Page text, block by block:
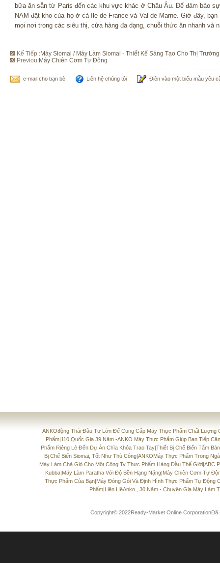
bữa ăn sẵn từ Paris đến các khu vực khác ở Châu Âu. Để đảm bảo
NAM đặt kho của họ ở cả Ile de France và Val de Marne. Giờ đây,
mọi nơi trong các siêu thị, cửa hàng đa dạng, chuỗi thức ăn nhanh và
Kế Tiếp :Máy Siomai / Máy Làm Siomai - Thiết Kế Sáng Tạo Cho Thị
Previou:Máy Chiên Cơm Tự Động
e-mail cho bạn bè Liên hệ chúng tôi Điền vào một biểu mẫu yêu
ANKOđộng Thái Đầu Tư Lớn Để Cung Cấp Máy Thực Phẩm Chất Lượng
Phẩm|110 Quốc Gia 39 Năm -ANKO Máy Thực Phẩm Giúp Bạn Tiếp
Phẩm Riêng Lẻ Đến Dự Án Chìa Khóa Trao Tay|Thiết Bị Chế Biến Tấm
Bị Chế Biến Siomai, Tốt Như Thủ Công|ANKOMáy Thực Phẩm Trong
Máy Làm Chả Giò Cho Một Công Ty Thực Phẩm Hàng Đầu Thế Giới|ABC
Kubba|Máy Làm Paratha Với Độ Bền Hạng Nặng|Máy Chiên Cơm Tự
Thực Phẩm Của Bạn|Máy Đóng Gói Và Định Hình Thực Phẩm Tự Động
Phẩm|Liên HệAnko , 30 Năm - Chuyên Gia Máy Làm
Copyright© 2022Ready-Market Online